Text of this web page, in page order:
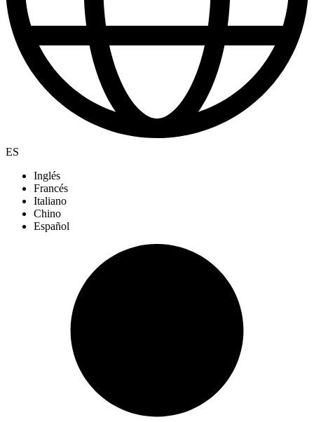
ES
Inglés
Francés
Italiano
Chino
Español